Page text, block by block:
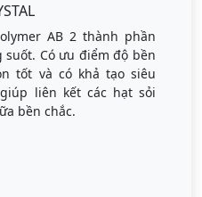
AB 2 thành phần
Có ưu điểm độ bền
tốt và có khả tạo siêu
liên kết các hạt sỏi
bền chắc.